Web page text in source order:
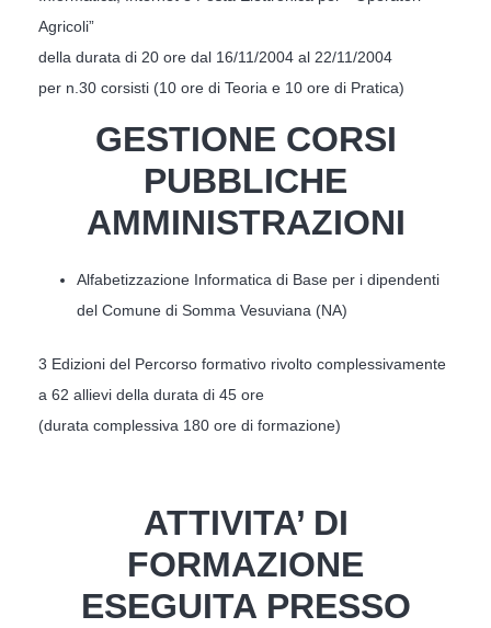
Agricoli”
della durata di 20 ore dal 16/11/2004 al 22/11/2004
per n.30 corsisti (10 ore di Teoria e 10 ore di Pratica)
GESTIONE CORSI
PUBBLICHE
AMMINISTRAZIONI
Alfabetizzazione Informatica di Base per i dipendenti
del Comune di Somma Vesuviana (NA)
3 Edizioni del Percorso formativo rivolto complessivamente
a 62 allievi della durata di 45 ore
(durata complessiva 180 ore di formazione)
ATTIVITA’ DI
FORMAZIONE
ESEGUITA PRESSO